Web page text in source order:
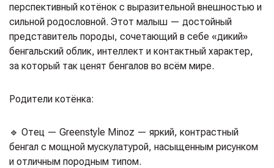
перспективный котёнок с выразительной внешностью и
сильной родословной. Этот малыш — достойный
представитель породы, сочетающий в себе «дикий»
бенгальский облик, интеллект и контактный характер,
за который так ценят бенгалов во всём мире.
Родители котёнка:
🔹 Отец — Greenstyle Minoz — яркий, контрастный
бенгал с мощной мускулатурой, насыщенным рисунком
и отличным породным типом.